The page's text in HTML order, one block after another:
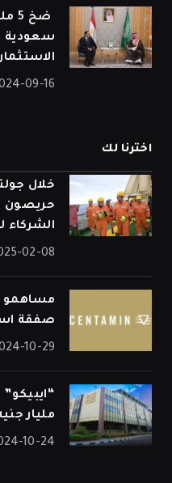
ضخ
سعودية
09-16
اخترنا لك
خلال
حريصون
الشركاء
02-08
مساهمو
صفقة
10-29
مليار
10-24